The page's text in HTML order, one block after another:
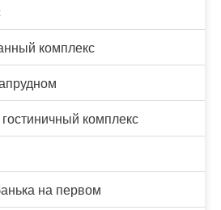
комплекс
комплекс
на первом